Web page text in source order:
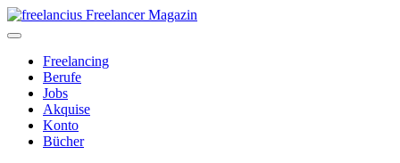
Skip
to
Das
Wohnzimmer
Freelancer
Freelancing
Berufe
Jobs
Akquise
Konto
Bücher